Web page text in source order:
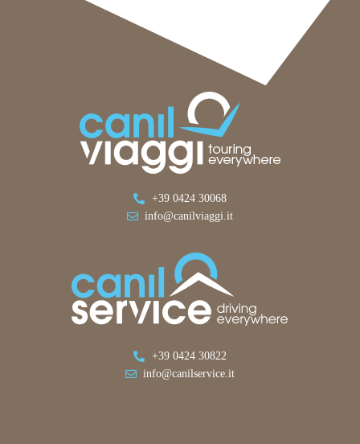
+39 0424 30068
info@canilviaggi.it
+39 0424 30822
info@canilservice.it